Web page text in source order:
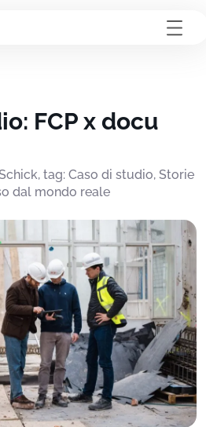
FCP x docu
tag: Caso di studio, Storie
dal mondo reale